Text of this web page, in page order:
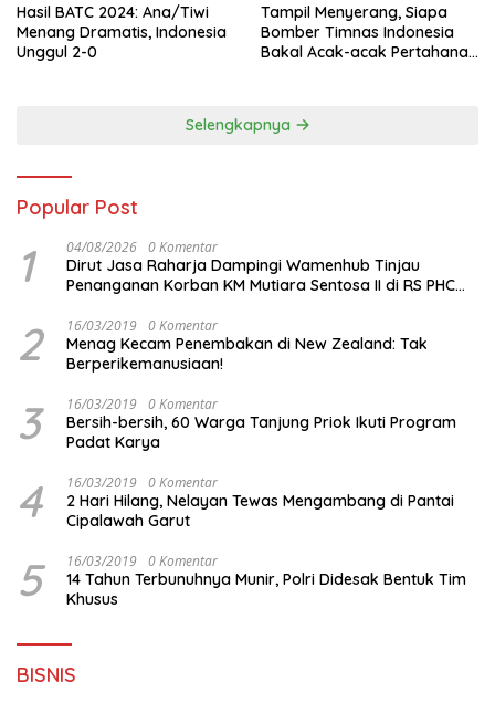
Hasil BATC 2024: Ana/Tiwi
Menang Dramatis, Indonesia
Unggul 2-0
Tampil Menyerang, Siapa
Bomber Timnas Indonesia
Bakal Acak-acak Pertahanan
Selengkapnya
Popular Post
1 04/08/2026 0 Komentar
Dirut Jasa Raharja Dampingi Wamenhub Tinjau
Penanganan Korban KM Mutiara Sentosa II di RS PHC
2 16/03/2019 0 Komentar
Menag Kecam Penembakan di New Zealand: Tak
Berperikemanusiaan!
3 16/03/2019 0 Komentar
Bersih-bersih, 60 Warga Tanjung Priok Ikuti Program
Padat Karya
4 16/03/2019 0 Komentar
2 Hari Hilang, Nelayan Tewas Mengambang di Pantai
Cipalawah Garut
5 16/03/2019 0 Komentar
14 Tahun Terbunuhnya Munir, Polri Didesak Bentuk Tim
Khusus
BISNIS